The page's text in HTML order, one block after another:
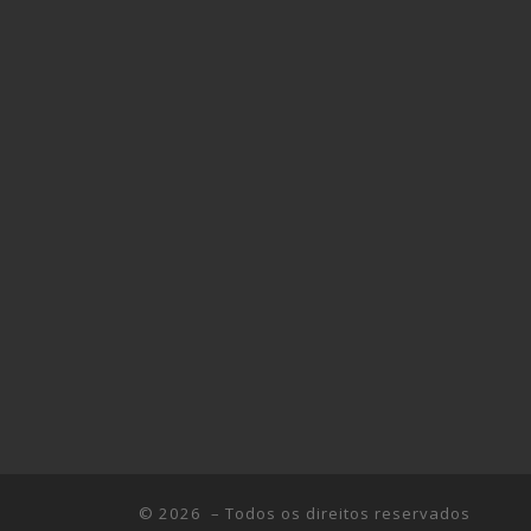
© 2026 – Todos os direitos reservados